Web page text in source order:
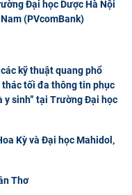
Đại học Dược Hà Nội
(PVcomBank)
kỹ thuật quang phổ
tối đa thông tin phục
y sinh” tại Trường Đại học
Kỳ và Đại học Mahidol,
Thơ